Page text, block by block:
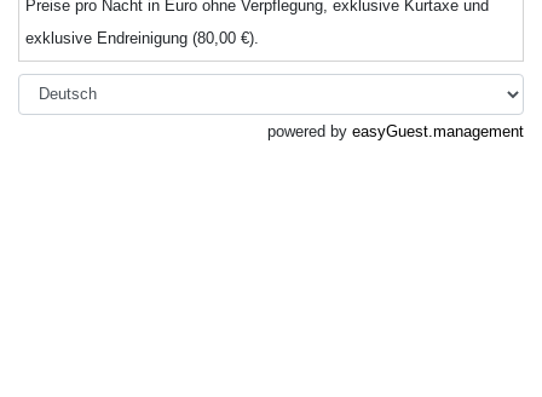
Preise pro Nacht in Euro ohne Verpflegung, exklusive Kurtaxe und
exklusive Endreinigung (80,00 €).
powered by easyGuest.management